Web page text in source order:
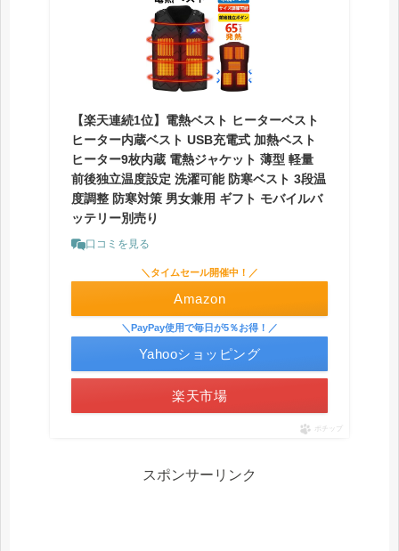
【楽天連続1位】電熱ベスト ヒーターベスト
ヒーター内蔵ベスト USB充電式 加熱ベスト
ヒーター9枚内蔵 電熱ジャケット 薄型 軽量
前後独立温度設定 洗濯可能 防寒ベスト 3段温
度調整 防寒対策 男女兼用 ギフト モバイルバ
ッテリー別売り
口コミを見る
＼タイムセール開催中！／
Amazon
楽天市場
＼PayPay使用で毎日が5％お得！／
Yahooショッピング
ポチップ
スポンサーリンク